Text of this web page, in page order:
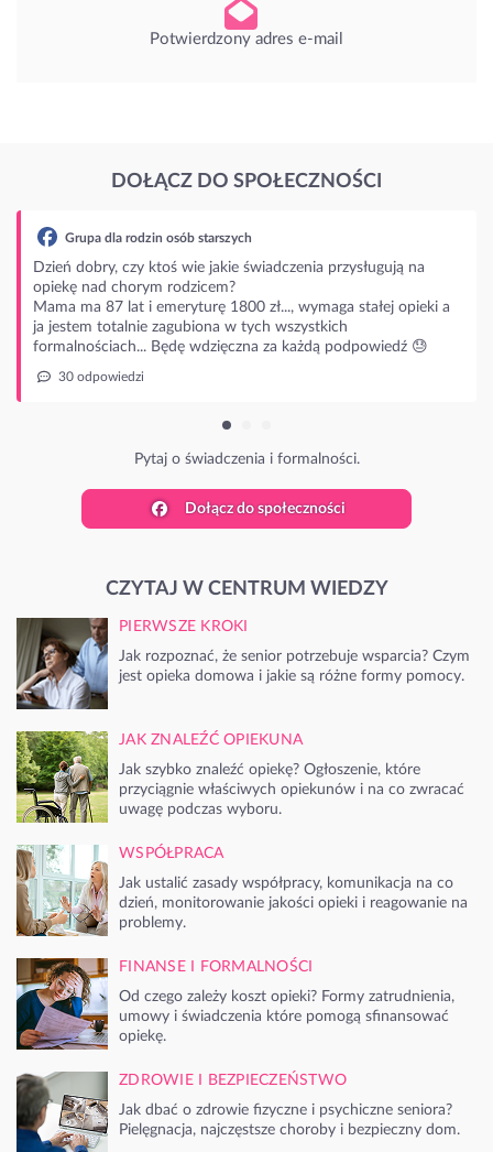
Potwierdzony adres e-mail
DOŁĄCZ DO SPOŁECZNOŚCI
osób starszych
wie jakie świadczenia przysługują na
rodzicem?
emeryturę 1800 zł..., wymaga stałej opieki a
zagubiona w tych wszystkich
wdzięczna za każdą podpowiedź 😓
o świadczenia i formalności.
Dołącz do społeczności
CZYTAJ W CENTRUM WIEDZY
PIERWSZE KROKI
Jak rozpoznać, że senior potrzebuje wsparcia? Czym
jest opieka domowa i jakie są różne formy pomocy.
JAK ZNALEŹĆ OPIEKUNA
Jak szybko znaleźć opiekę? Ogłoszenie, które
przyciągnie właściwych opiekunów i na co zwracać
uwagę podczas wyboru.
WSPÓŁPRACA
Jak ustalić zasady współpracy, komunikacja na co
dzień, monitorowanie jakości opieki i reagowanie na
problemy.
FINANSE I FORMALNOŚCI
Od czego zależy koszt opieki? Formy zatrudnienia,
umowy i świadczenia które pomogą sfinansować
opiekę.
ZDROWIE I BEZPIECZEŃSTWO
Jak dbać o zdrowie fizyczne i psychiczne seniora?
Pielęgnacja, najczęstsze choroby i bezpieczny dom.